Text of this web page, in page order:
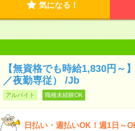
気になる！
【無資格でも時給1,830円～
／夜勤専従） /Jb
アルバイト 職種未経験OK
日払い・週払いOK！週1日～